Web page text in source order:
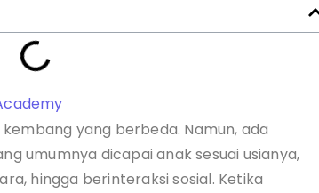
yang berbeda. Namun, ada
umumnya dicapai anak sesuai usianya,
hingga berinteraksi sosial. Ketika